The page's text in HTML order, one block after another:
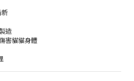
造
害貓貓身體